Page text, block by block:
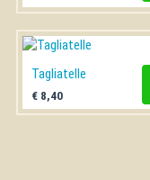
Tagliatelle
€ 8,40